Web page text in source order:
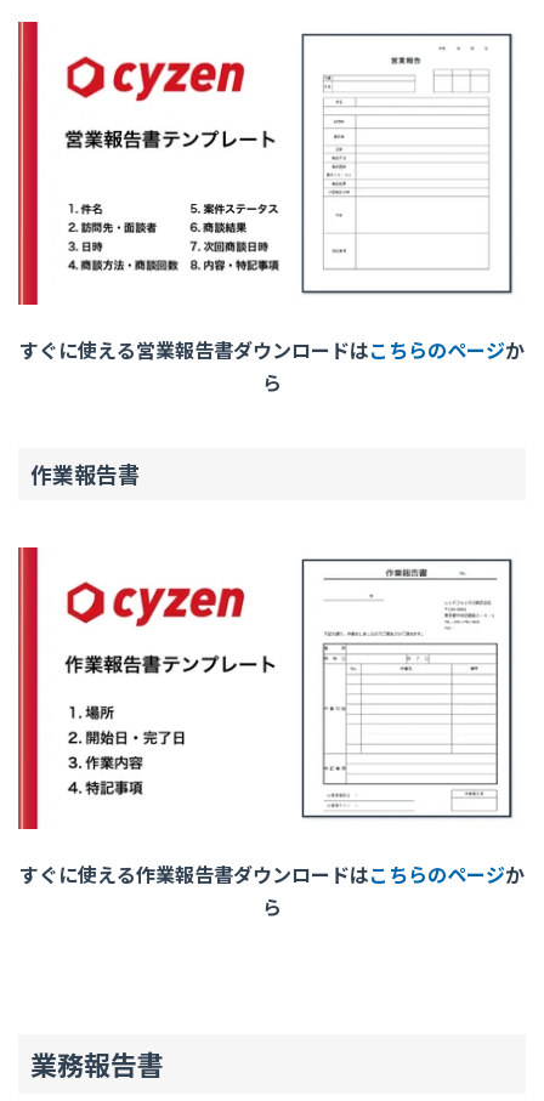
すぐに使える営業報告書ダウンロードはこちらのページか
ら
作業報告書
すぐに使える作業報告書ダウンロードはこちらのページか
ら
業務報告書